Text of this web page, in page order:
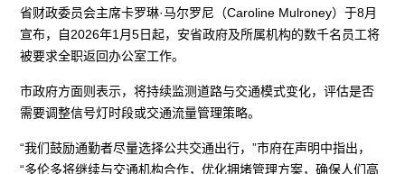
省财政委员会主席卡罗琳·马尔罗尼（Caroline Mulroney）于8月
宣布，自2026年1月5日起，安省政府及所属机构的数千名员工将
被要求全职返回办公室工作。
市政府方面则表示，将持续监测道路与交通模式变化，评估是否
需要调整信号灯时段或交通流量管理策略。
“我们鼓励通勤者尽量选择公共交通出行，”市府在声明中指出，
“多伦多将继续与交通机构合作，优化拥堵管理方案，确保人们高